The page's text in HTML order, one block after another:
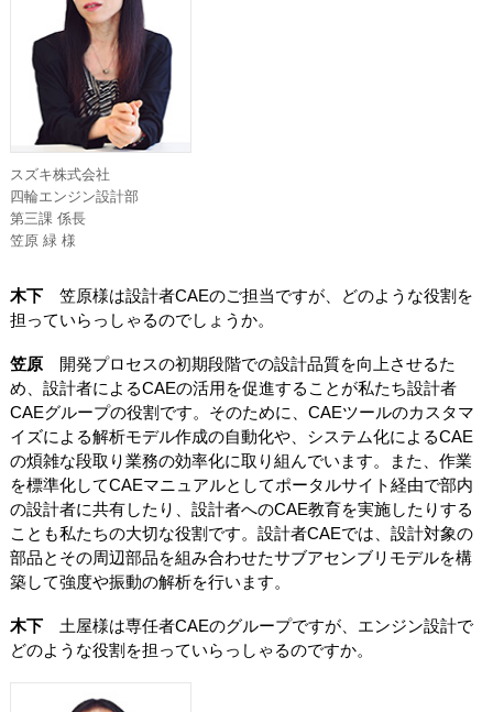
スズキ株式会社
四輪エンジン設計部
第三課 係長
笠原 緑 様
木下笠原様は設計者CAEのご担当ですが、どのような役割を
担っていらっしゃるのでしょうか。
笠原開発プロセスの初期段階での設計品質を向上させるた
め、設計者によるCAEの活用を促進することが私たち設計者
CAEグループの役割です。そのために、CAEツールのカスタマ
イズによる解析モデル作成の自動化や、システム化によるCAE
の煩雑な段取り業務の効率化に取り組んでいます。また、作業
を標準化してCAEマニュアルとしてポータルサイト経由で部内
の設計者に共有したり、設計者へのCAE教育を実施したりする
ことも私たちの大切な役割です。設計者CAEでは、設計対象の
部品とその周辺部品を組み合わせたサブアセンブリモデルを構
築して強度や振動の解析を行います。
木下土屋様は専任者CAEのグループですが、エンジン設計で
どのような役割を担っていらっしゃるのですか。